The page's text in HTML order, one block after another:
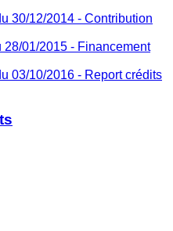
30/12/2014 - Contribution
28/01/2015 - Financement
03/10/2016 - Report crédits